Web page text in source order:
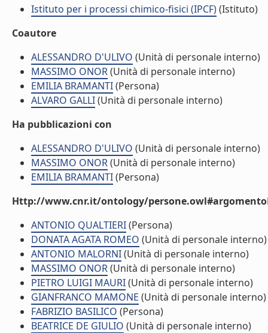
Istituto per i processi chimico-fisici (IPCF)(Istituto)
Coautore
ALESSANDRO D'ULIVO (Unità di personale interno)
MASSIMO ONOR(Unità di personale interno)
EMILIA BRAMANTI(Persona)
ALVARO GALLI(Unità di personale interno)
Ha pubblicazioni con
ALESSANDRO D'ULIVO (Unità di personale interno)
MASSIMO ONOR(Unità di personale interno)
EMILIA BRAMANTI(Persona)
Http://www.cnr.it/ontology/
ANTONIO QUALTIERI(Persona)
DONATA AGATA ROMEO (Unità di personale interno)
ANTONIO MALORNI(Unità di personale interno)
MASSIMO ONOR(Unità di personale interno)
PIETRO LUIGI MAURI(Unità di personale interno)
GIANFRANCO MAMONE (Unità di personale interno)
FABRIZIO BASILICO (Persona)
BEATRICE DE GIULIO (Unità di personale interno)